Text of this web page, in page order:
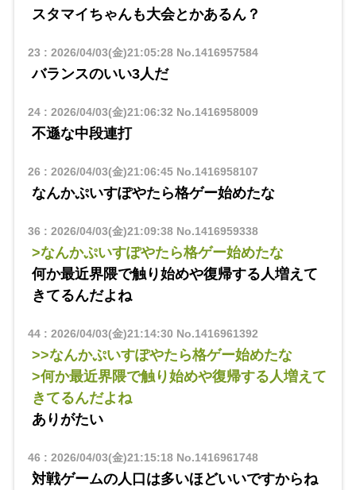
スタマイちゃんも大会とかあるん？
23 : 2026/04/03(金)21:05:28No.1416957584
バランスのいい3人だ
24: 2026/04/03(金)21:06:32 No.1416958009
不遜な中段連打
26 : 2026/04/03(金)21:06:45No.1416958107
なんかぷいすぽやたら格ゲー始めたな
36 : 2026/04/03(金)21:09:38No.1416959338
>なんかぷいすぽやたら格ゲー始めたな
何か最近界隈で触り始めや復帰する人増えて
きてるんだよね
44: 2026/04/03(金)21:14:30 No.1416961392
>>なんかぷいすぽやたら格ゲー始めたな
>何か最近界隈で触り始めや復帰する人増えて
きてるんだよね
ありがたい
46 : 2026/04/03(金)21:15:18No.1416961748
対戦ゲームの人口は多いほどいいですからね